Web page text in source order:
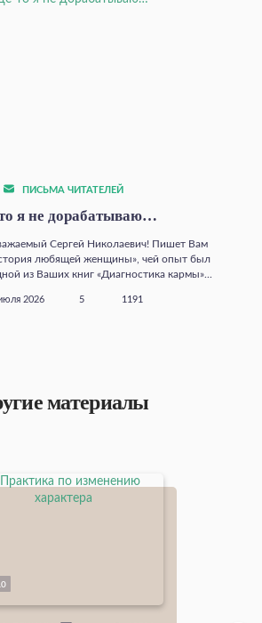
ПИСЬМА ЧИТАТЕЛЕЙ
я не дорабатываю…
Сергей Николаевич! Пишет Вам
любящей женщины», чей опыт был
из Ваших книг «Диагностика кармы»...
2026 5 1191
материалы